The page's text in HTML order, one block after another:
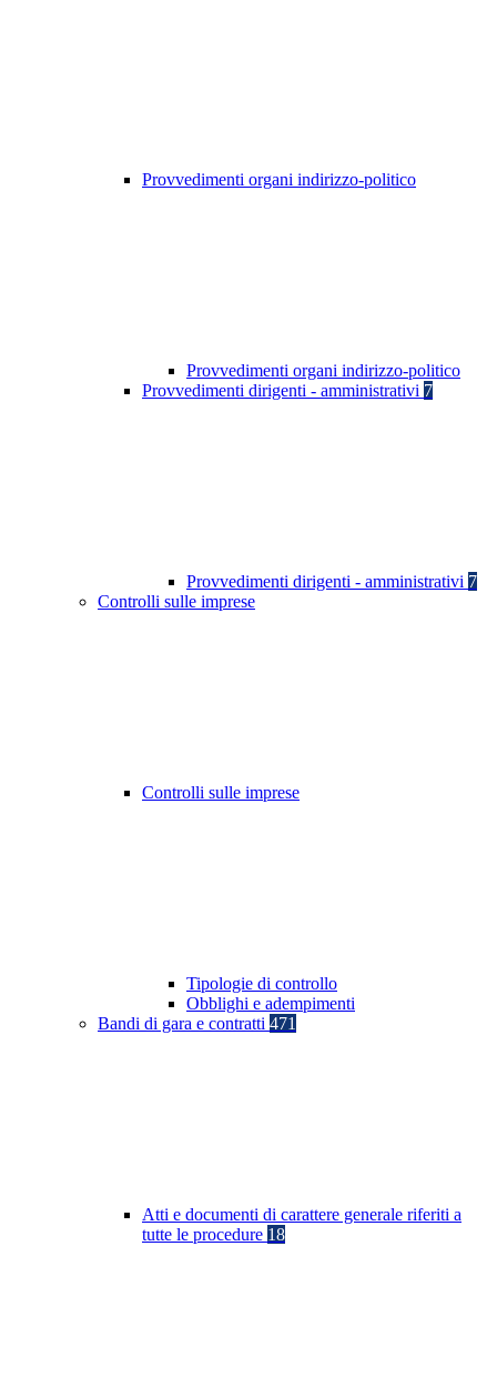
Provvedimenti organi indirizzo-politico
Provvedimenti organi indirizzo-politico
Provvedimenti dirigenti - amministrativi 7
Provvedimenti dirigenti - amministrativi 7
Controlli sulle imprese
Controlli sulle imprese
Tipologie di controllo
Obblighi e adempimenti
Bandi di gara e contratti 471
Atti e documenti di carattere generale riferiti a
tutte le procedure 18